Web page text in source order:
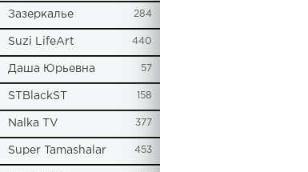
Зазеркалье 284
Suzi LifeArt 440
Даша Юрьевна 57
STBlackST 158
Nalka TV 377
Super Tamashalar 453